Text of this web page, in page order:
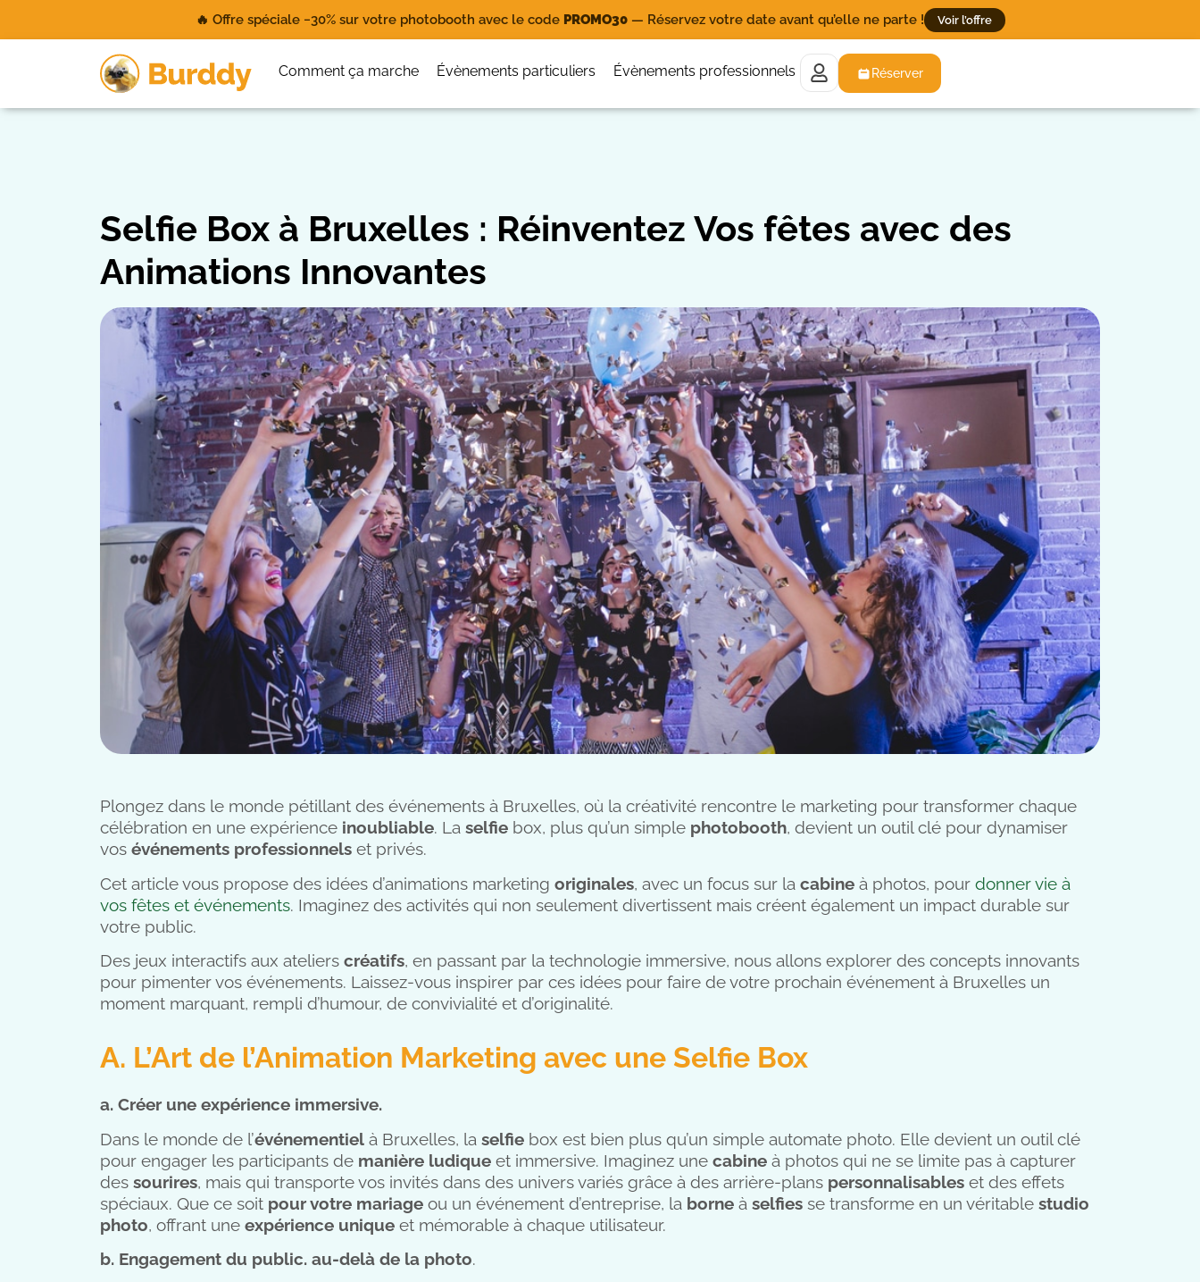
🔥 Offre spéciale −30% sur votre photobooth avec le code PROMO30— Réservez votre date avant qu’elle ne parte ! Voir l’offre
Comment ça marche Évènements particuliers Évènements professionnels Réserver
Selfie Box à Bruxelles : Réinventez Vos fêtes avec des
Animations Innovantes
Plongez dans le monde pétillant des événements à Bruxelles, où la créativité rencontre le marketing pour transformer chaque
célébration en une expérience inoubliable. La selfie box, plus qu’un simple photobooth, devient un outil clé pour dynamiser
vos événements professionnels et privés.
Cet article vous propose des idées d’animations marketing originales, avec un focus sur la cabine à photos, pour donner vie à
vos fêtes et événements. Imaginez des activités qui non seulement divertissent mais créent également un impact durable sur
votre public.
Des jeux interactifs aux ateliers créatifs, en passant par la technologie immersive, nous allons explorer des concepts innovants
pour pimenter vos événements. Laissez-vous inspirer par ces idées pour faire de votre prochain événement à Bruxelles un
moment marquant, rempli d’humour, de convivialité et d’originalité.
A. L’Art de l’Animation Marketing avec une Selfie Box
a. Créer une expérience immersive.
Dans le monde de l’événementiel à Bruxelles, la selfie box est bien plus qu’un simple automate photo. Elle devient un outil clé
pour engager les participants de manière ludique et immersive. Imaginez une cabine à photos qui ne se limite pas à capturer
des sourires, mais qui transporte vos invités dans des univers variés grâce à des arrière-plans personnalisables et des effets
spéciaux. Que ce soit pour votre mariage ou un événement d’entreprise, la borne à selfies se transforme en un véritable studio
photo, offrant une expérience unique et mémorable à chaque utilisateur.
b. Engagement du public. au-delà de la photo.